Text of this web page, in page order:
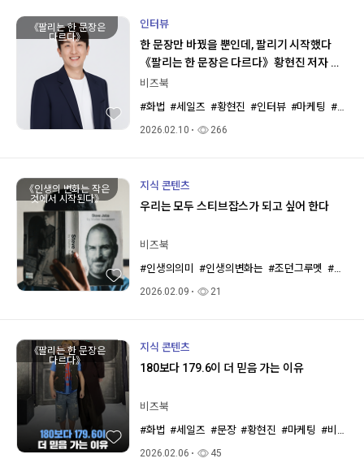
《팔리는 한 문장은
다르다》
인터뷰
한 문장만 바꿨을 뿐인데, 팔리기 시작했다
《팔리는 한 문장은 다르다》황현진 저자 인
터뷰
비즈북
#화법 #세일즈 #황현진 #인터뷰 #마케팅 #비즈니스북스
2026.02.10 266
《인생의 변화는 작은
것에서 시작된다》
지식 콘텐츠
우리는 모두 스티브잡스가 되고 싶어 한다
비즈북
#인생의의미
#인생의변화는 #조던그루멧 #작은목적
2026.02.09 21
《팔리는 한 문장은
다르다》
지식 콘텐츠
180보다 179.6이 더 믿음 가는 이유
비즈북
#화법 #세일즈 #문장 #황현진 #마케팅 #비즈니스북스
2026.02.06 45